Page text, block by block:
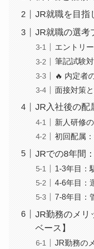
JR就職を目指
JR就職の選考
エントリ
筆記試験
🔥 内定者
面接対策
JR入社後の配
新人研修
初回配属
JRでの8年間
1-3年目：
4-6年目：
7-8年目：
JR勤務のメリ
ベース】
JR勤務の